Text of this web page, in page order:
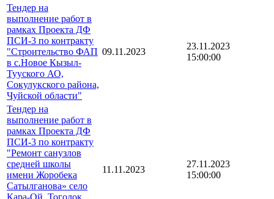
Тендер на
выполнение работ в
рамках Проекта ДФ
ПСИ-3 по контракту
"Строительство ФАП
в с.Новое Кызыл-
Тууского АО,
Сокулукского района,
Чуйской области"
09.11.2023
23.11.2023
15:00:00
Тендер на
выполнение работ в
рамках Проекта ДФ
ПСИ-3 по контракту
"Ремонт санузлов
средней школы
имени Жоробека
Сатылганова» село
Кара-Ой, Тоголок
11.11.2023
27.11.2023
15:00:00